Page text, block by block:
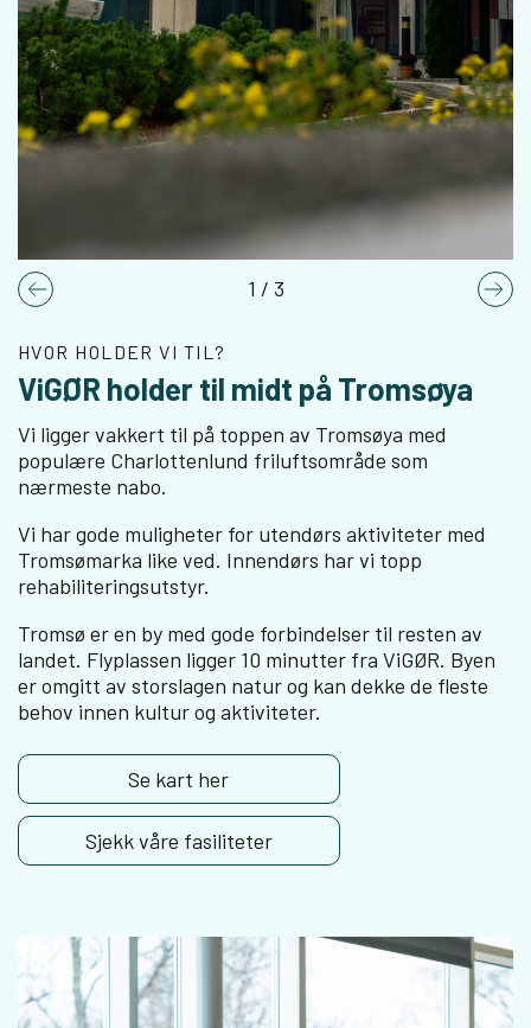
HVOR HOLDER VI TIL?
ViGØR holder til midt på Tromsøya
Vi ligger vakkert til på toppen av Tromsøya med
populære Charlottenlund friluftsområde som
nærmeste nabo.
Vi har gode muligheter for utendørs aktiviteter med
Tromsømarka like ved. Innendørs har vi topp
rehabiliteringsutstyr.
Tromsø er en by med gode forbindelser til resten av
landet. Flyplassen ligger 10 minutter fra ViGØR. Byen
er omgitt av storslagen natur og kan dekke de fleste
behov innen kultur og aktiviteter.
Se kart her
Sjekk våre fasiliteter
Previous 1 / 3